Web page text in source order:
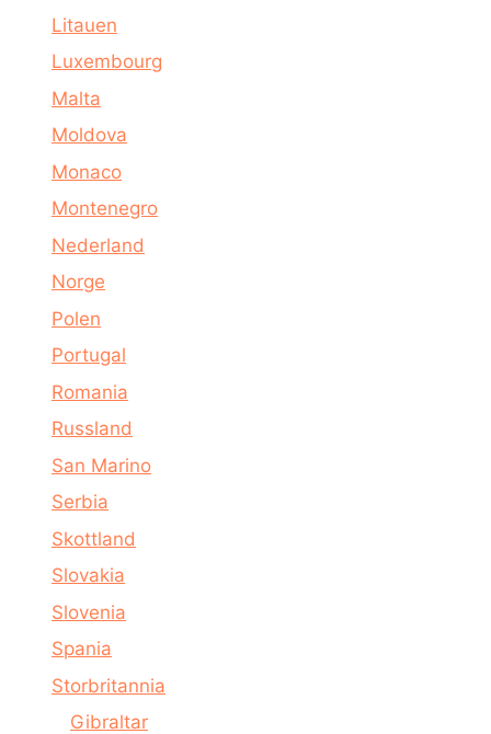
Litauen
Luxembourg
Malta
Moldova
Monaco
Montenegro
Nederland
Norge
Polen
Portugal
Romania
Russland
San Marino
Serbia
Skottland
Slovakia
Slovenia
Spania
Storbritannia
Gibraltar